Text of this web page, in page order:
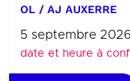
OL / AJ AUXERRE
5 septembre 2026
date et heure à